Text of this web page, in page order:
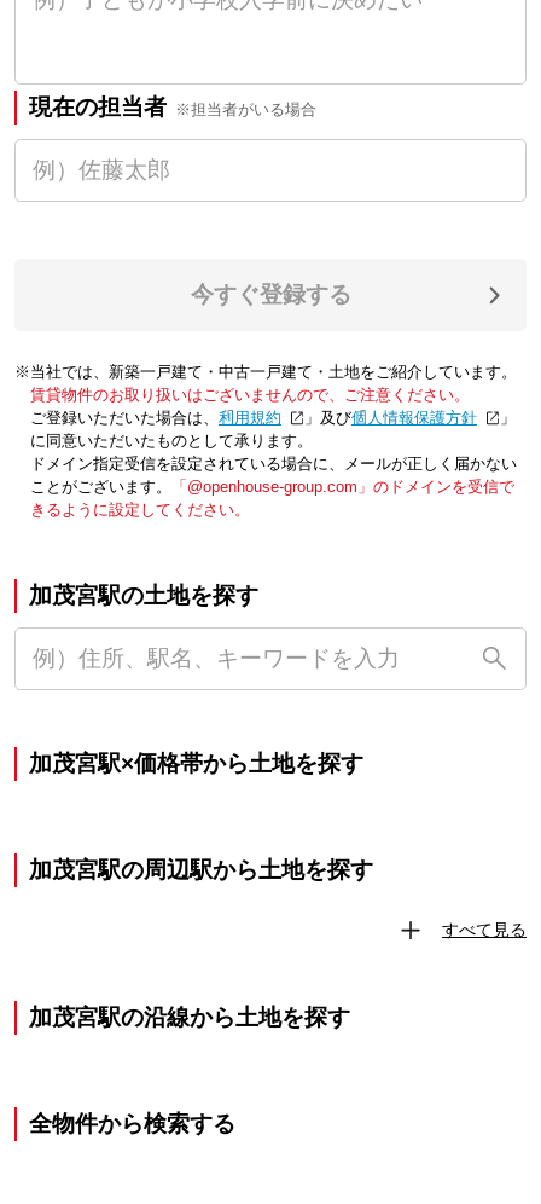
現在の担当者 ※担当者がいる場合
今すぐ登録する
※当社では、新築一戸建て・中古一戸建て・土地をご紹介しています。
賃貸物件のお取り扱いはございませんので、ご注意ください。
ご登録いただいた場合は、「利用規約 」及び「個人情報保護方針
」
に同意いただいたものとして承ります。
ドメイン指定受信を設定されている場合に、メールが正しく届かない
ことがございます。
「@openhouse-group.com」のドメインを受信で
きるように設定してください。
加茂宮駅の土地を探す
加茂宮駅×価格帯から土地を探す
加茂宮駅の周辺駅から土地を探す
すべて見る
加茂宮駅の沿線から土地を探す
全物件から検索する